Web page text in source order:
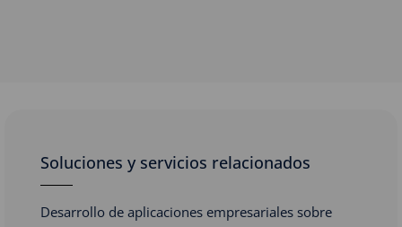
Soluciones y servicios relacionados
Desarrollo de aplicaciones empresariales sobre